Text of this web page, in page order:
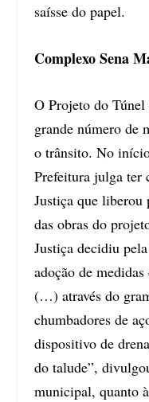
saísse do papel.
Complexo Sena
O Projeto do
grande número de
o trânsito. No
Prefeitura julga ter
Justiça que liberou
das obras do
Justiça decidiu
adoção de
(…) através do
chumbadores de
dispositivo de
do talude”,
municipal, quanto